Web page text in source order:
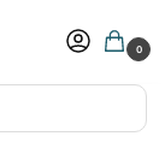
0
superiores a 150€)